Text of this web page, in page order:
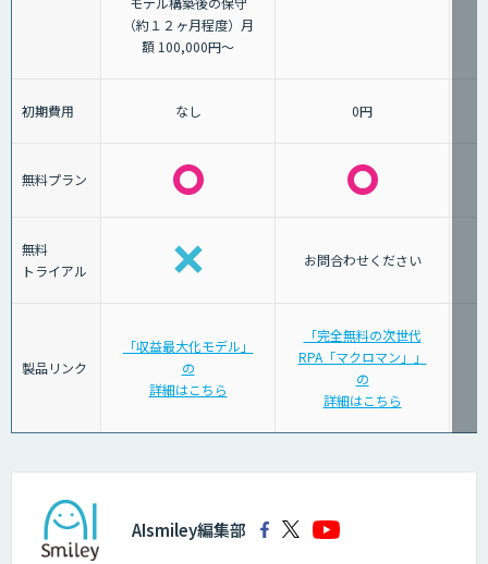
（約１２ヶ月程度）月
額 100,000円～
初期費用 なし 0円
無料プラン
無料
トライアル
お問合わせください
製品リンク
「収益最大化モデル」
の
詳細はこちら
「完全無料の次世代
RPA「マクロマン」」
の
詳細はこちら
AIsmiley編集部